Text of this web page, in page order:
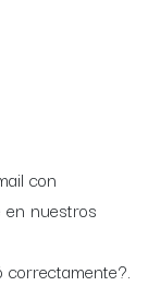
con
nuestros
correctamente?.